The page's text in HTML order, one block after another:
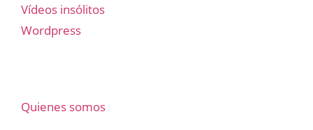
Vídeos insólitos
Wordpress
Quienes somos